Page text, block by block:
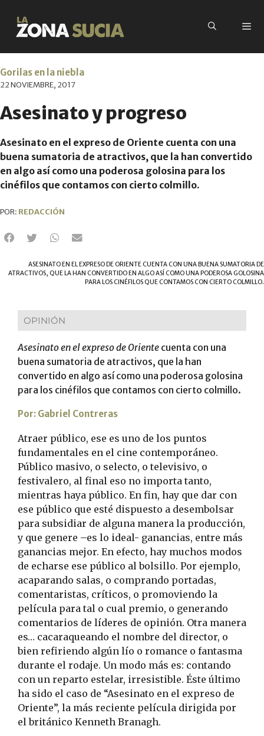
Gorilas en la niebla
22 NOVIEMBRE, 2017
Asesinato y progreso
Asesinato en el expreso de Oriente cuenta con una
buena sumatoria de atractivos, que la han convertido
en algo así como una poderosa golosina para los
cinéfilos que contamos con cierto colmillo.
POR: REDACCIÓN
ASESINATO EN EL EXPRESO DE ORIENTE CUENTA CON UNA BUENA SUMATORIA DE
ATRACTIVOS, QUE LA HAN CONVERTIDO EN ALGO ASÍ COMO UNA PODEROSA GOLOSINA
PARA LOS CINÉFILOS QUE CONTAMOS CON CIERTO COLMILLO.
OPINIÓN
Asesinato en el expreso de Oriente cuenta con una
buena sumatoria de atractivos, que la han
convertido en algo así como una poderosa golosina
para los cinéfilos que contamos con cierto colmillo.
Por: Gabriel Contreras
Atraer público, ese es uno de los puntos
fundamentales en el cine contemporáneo.
Público masivo, o selecto, o televisivo, o
festivalero, al final eso no importa tanto,
mientras haya público. En fin, hay que dar con
ese público que esté dispuesto a desembolsar
para subsidiar de alguna manera la producción,
y que genere –es lo ideal- ganancias, entre más
ganancias mejor. En efecto, hay muchos modos
de echarse ese público al bolsillo. Por ejemplo,
acaparando salas, o comprando portadas,
comentaristas, críticos, o promoviendo la
película para tal o cual premio, o generando
comentarios de líderes de opinión. Otra manera
es… cacaraqueando el nombre del director, o
bien refiriendo algún lío o romance o fantasma
durante el rodaje. Un modo más es: contando
con un reparto estelar, irresistible. Éste último
ha sido el caso de “Asesinato en el expreso de
Oriente”, la más reciente película dirigida por
el británico Kenneth Branagh.